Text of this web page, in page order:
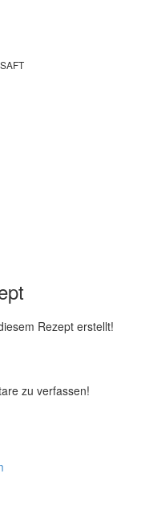
Rezept erstellt!
zu verfassen!